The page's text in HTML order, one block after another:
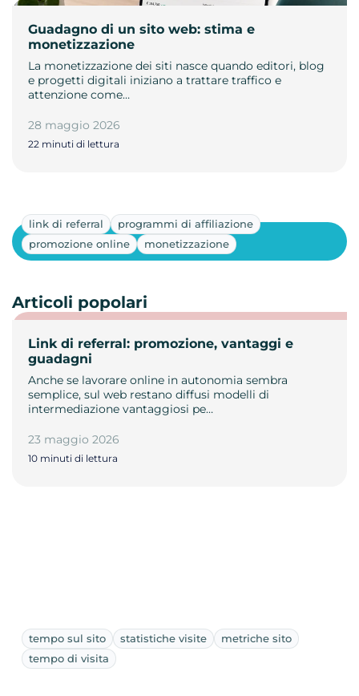
Guadagno di un sito web: stima e
monetizzazione
La monetizzazione dei siti nasce quando editori, blog
e progetti digitali iniziano a trattare traffico e
attenzione come…
28 maggio 2026
22 minuti di lettura
link di referral
programmi di affiliazione
promozione online
monetizzazione
Link di referral: promozione, vantaggi e
guadagni
Anche se lavorare online in autonomia sembra
semplice, sul web restano diffusi modelli di
intermediazione vantaggiosi pe…
23 maggio 2026
10 minuti di lettura
Mostra altri
Articoli popolari
tempo sul sito statistiche visite
metriche sito
tempo di visita